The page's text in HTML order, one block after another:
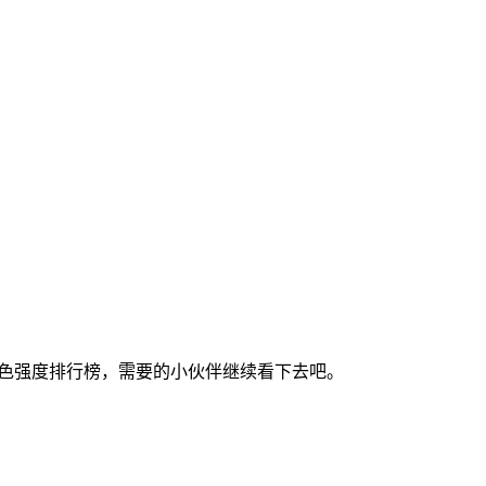
度排行榜，需要的小伙伴继续看下去吧。